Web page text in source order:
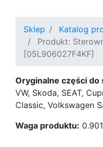
Sklep
Katalog
Produkt:
[05L906027F4KF]
Oryginalne części do
VW, Skoda, SEAT,
Classic, Volkswagen
Waga produktu: